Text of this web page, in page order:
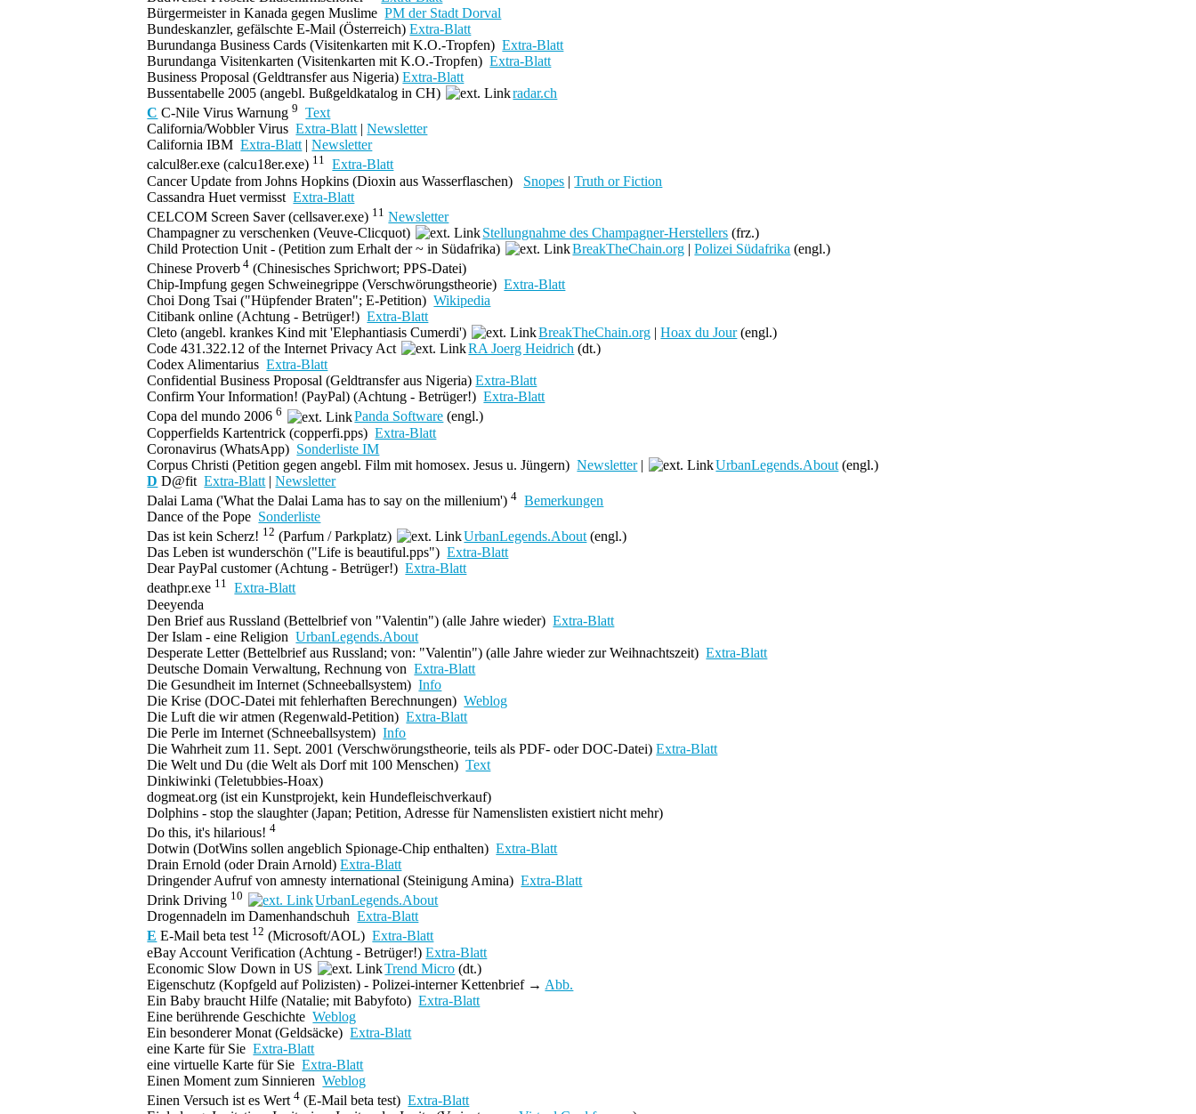
Bürgermeister in Kanada gegen Muslime PM der Stadt Dorval
Bundeskanzler, gefälschte E-Mail(Österreich) Extra-Blatt
Burundanga Business Cards (Visitenkarten mit K.O.-Tropfen) Extra-Blatt
Burundanga Visitenkarten (Visitenkarten mit K.O.-Tropfen) Extra-Blatt
Business Proposal(Geldtransfer aus Nigeria) Extra-Blatt
Bussentabelle 2005 (angebl. Bußgeldkatalog in CH)
radar.ch
C C-Nile Virus Warnung9
Text
California/Wobbler Virus Extra-Blatt |Newsletter
California IBM Extra-Blatt |Newsletter
calcul8er.exe (calcu18er.exe) 11
Extra-Blatt
Cancer Update from Johns Hopkins (Dioxin aus Wasserflaschen) Snopes |Truth or Fiction
Cassandra Huetvermisst Extra-Blatt
CELCOM Screen Saver (cellsaver.exe) 11 Newsletter
Champagner zu verschenken(Veuve-Clicquot) Stellungnahme des Champagner-Herstellers (frz.)
Child Protection Unit- (Petition zum Erhalt der ~ in Südafrika) BreakTheChain.org |Polizei Südafrika (engl.)
Chinese Proverb 4 (Chinesisches Sprichwort; PPS-Datei)
Chip-Impfung gegen Schweinegrippe (Verschwörungstheorie) Extra-Blatt
Choi Dong Tsai ("Hüpfender Braten"; E-Petition) Wikipedia
Citibank online (Achtung - Betrüger!) Extra-Blatt
Cleto(angebl. krankes Kind mit 'Elephantiasis Cumerdi') BreakTheChain.org |Hoax du Jour(engl.)
Code 431.322.12 of the Internet Privacy Act
RA Joerg Heidrich (dt.)
Codex Alimentarius Extra-Blatt
Confidential Business Proposal(Geldtransfer aus Nigeria) Extra-Blatt
Confirm Your Information! (PayPal) (Achtung - Betrüger!) Extra-Blatt
Copa del mundo 20066 Panda Software (engl.)
Copperfields Kartentrick (copperfi.pps) Extra-Blatt
Coronavirus (WhatsApp) Sonderliste IM
Corpus Christi(Petition gegen angebl. Film mit homosex. Jesus u. Jüngern) Newsletter| UrbanLegends.About (engl.)
D D@fit Extra-Blatt |Newsletter
Dalai Lama ('What the Dalai Lama has to say on the millenium')4 Bemerkungen
Dance of the Pope Sonderliste
Das ist kein Scherz! 12 (Parfum / Parkplatz) UrbanLegends.About (engl.)
Das Leben ist wunderschön("Life is beautiful.pps") Extra-Blatt
Dear PayPal customer(Achtung - Betrüger!) Extra-Blatt
deathpr.exe 11
Extra-Blatt
Deeyenda
Den Brief aus Russland(Bettelbrief von "Valentin") (alle Jahre wieder) Extra-Blatt
Der Islam - eine Religion UrbanLegends.About
Desperate Letter(Bettelbrief aus Russland; von: "Valentin") (alle Jahre wieder zur Weihnachtszeit) Extra-Blatt
Deutsche Domain Verwaltung, Rechnung von Extra-Blatt
Die Gesundheit im Internet(Schneeballsystem) Info
Die Krise (DOC-Datei mit fehlerhaften Berechnungen) Weblog
Die Luft die wir atmen(Regenwald-Petition) Extra-Blatt
Die Perle im Internet(Schneeballsystem) Info
Die Wahrheit zum 11. Sept. 2001(Verschwörungstheorie, teils als PDF- oder DOC-Datei) Extra-Blatt
Die Welt und Du(die Welt als Dorf mit 100 Menschen) Text
Dinkiwinki(Teletubbies-Hoax)
dogmeat.org(ist ein Kunstprojekt, kein Hundefleischverkauf)
Dolphins - stop the slaughter(Japan; Petition, Adresse für Namenslisten existiert nicht mehr)
Do this, it's hilarious!4
Dotwin(DotWins sollen angeblich Spionage-Chip enthalten) Extra-Blatt
Drain Ernold(oder Drain Arnold) Extra-Blatt
Dringender Aufruf von amnesty international (Steinigung Amina) Extra-Blatt
Drink Driving 10
UrbanLegends.About
Drogennadeln im Damenhandschuh Extra-Blatt
E E-Mail beta test 12 (Microsoft/AOL) Extra-Blatt
eBay Account Verification(Achtung - Betrüger!) Extra-Blatt
Economic Slow Down in US
Trend Micro (dt.)
Eigenschutz (Kopfgeld auf Polizisten) - Polizei-interner Kettenbrief → Abb.
Ein Baby braucht Hilfe (Natalie; mit Babyfoto) Extra-Blatt
Eine berührende Geschichte Weblog
Ein besonderer Monat (Geldsäcke) Extra-Blatt
eine Karte für Sie Extra-Blatt
eine virtuelle Karte für Sie Extra-Blatt
Einen Moment zum Sinnieren Weblog
Einen Versuch ist es Wert4 (E-Mail beta test) Extra-Blatt